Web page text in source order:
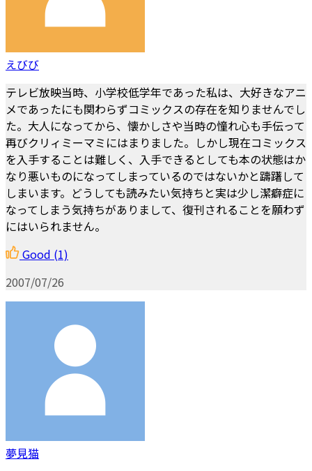
えびび
テレビ放映当時、小学校低学年であった私は、大好きなアニ
メであったにも関わらずコミックスの存在を知りませんでし
た。大人になってから、懐かしさや当時の憧れ心も手伝って
再びクリィミーマミにはまりました。しかし現在コミックス
を入手することは難しく、入手できるとしても本の状態はか
なり悪いものになってしまっているのではないかと躊躇して
しまいます。どうしても読みたい気持ちと実は少し潔癖症に
なってしまう気持ちがありまして、復刊されることを願わず
にはいられません。
Good (1)
2007/07/26
夢見猫